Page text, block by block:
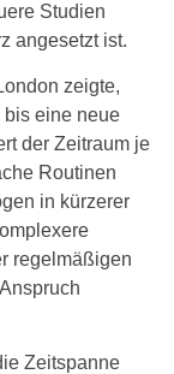
Studien
angesetzt ist.
zeigte,
bis eine neue
der Zeitraum je
Routinen
in kürzerer
regelmäßigen
Zeitspanne